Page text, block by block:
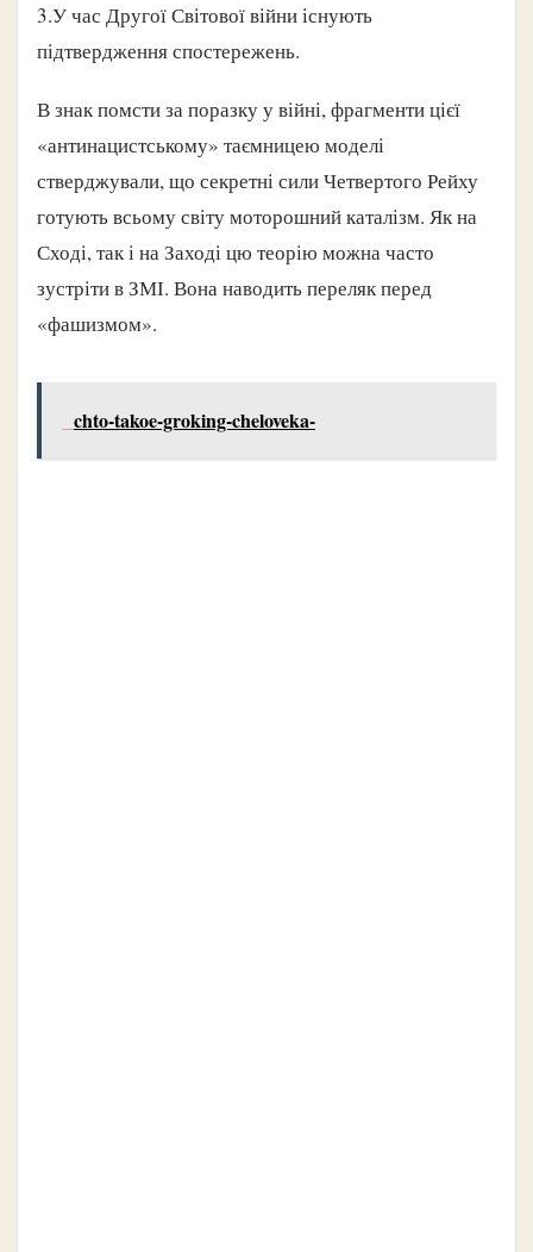
3.У час Другої Світової війни існують
підтвердження спостережень.
В знак помсти за поразку у війні, фрагменти цієї
«антинацистському» таємницею моделі
стверджували, що секретні сили Четвертого Рейху
готують всьому світу моторошний каталізм. Як на
Сході, так і на Заході цю теорію можна часто
зустріти в ЗМІ. Вона наводить переляк перед
«фашизмом».
chto-takoe-groking-cheloveka-